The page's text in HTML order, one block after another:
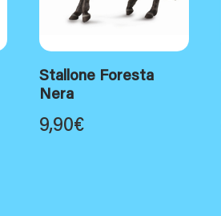
Stallone Foresta
Nera
9,90€